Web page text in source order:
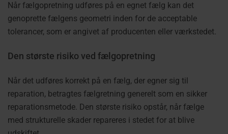
Når fælgopretning udføres på en egnet fælg kan det
genoprette fælgens geometri inden for de acceptable
tolerancer, som er angivet af producenten eller værkstedet.
Den største risiko ved fælgopretning
Når det udføres korrekt på en fælg, der egner sig til
reparation, betragtes fælgretning generelt som en sikker
reparationsmetode. Den største risiko opstår, når fælge
med strukturelle skader repareres i stedet for at blive